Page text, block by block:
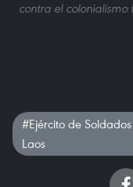
contra el colonialismo
#Ejército de
Laos